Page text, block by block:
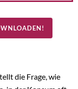
die Frage, wie